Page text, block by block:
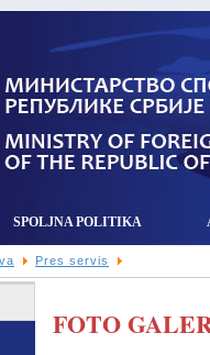
SPOLJNA POLITIKA
Pres servis
FOTO